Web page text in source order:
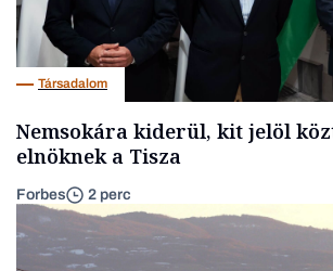
Társadalom
Nemsokára kiderül, kit jelöl
elnöknek a Tisza
Forbes 2 perc